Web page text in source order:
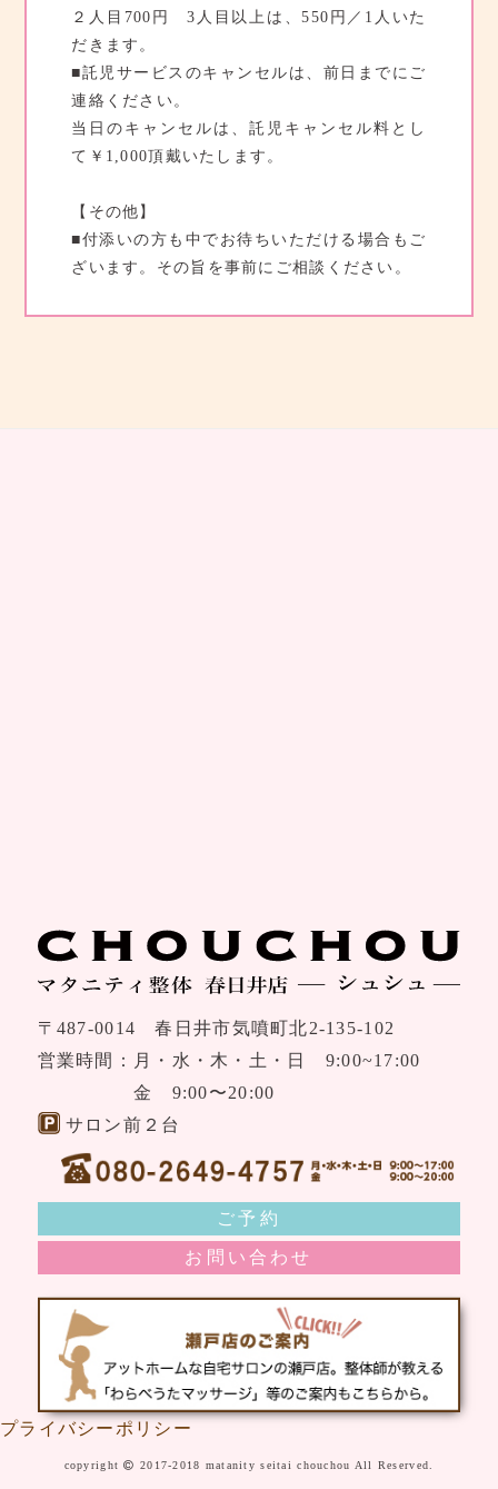
２人目700円 3人目以上は、550円／1人いた
だきます。
■託児サービスのキャンセルは、前日までにご
連絡ください。
当日のキャンセルは、託児キャンセル料とし
て￥1,000頂戴いたします。
【その他】
■付添いの方も中でお待ちいただける場合もご
ざいます。その旨を事前にご相談ください。
〒487-0014 春日井市気噴町北2-135-102
営業時間：月・水・木・土・日 9:00~17:00
金 9:00〜20:00
サロン前２台
ご予約
お問い合わせ
プライバシーポリシー
copyright 2017-2018 matanity seitai chouchou All Reserved.